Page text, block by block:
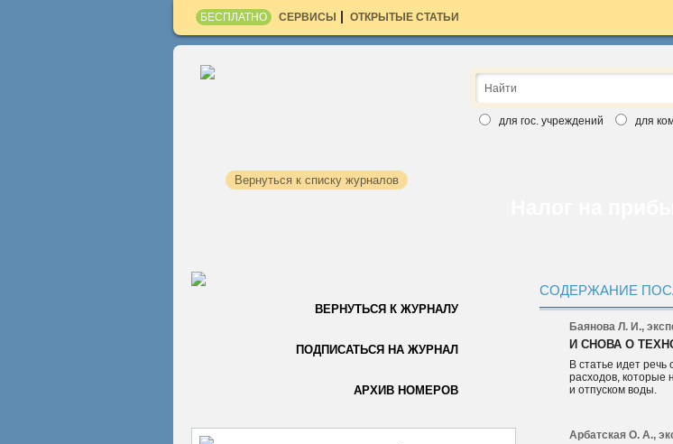
БЕСПЛАТНО СЕРВИСЫ ОТКРЫТЫЕ СТАТЬИ
для гос. учреждений для
Вернуться к списку журналов
ВЕРНУТЬСЯ К ЖУРНАЛУ
ПОДПИСАТЬСЯ НА ЖУРНАЛ
АРХИВ НОМЕРОВ
СОДЕРЖАНИЕ
Баянова Л. И.,
И СНОВА О
В статье идет
расходов, которые
и отпуском воды.
Арбатская О. А.,
ЗАЯВКА НА БЕСПЛАТНЫЙ
Введите свои данные, выберите
Для коммерческих организаций
Для государственных учреждений